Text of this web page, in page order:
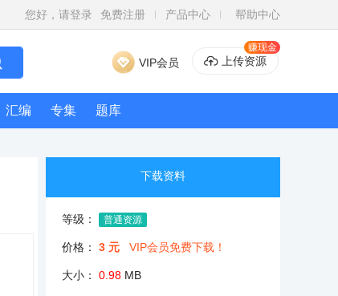
您好，请登录 免费注册 产品中心 帮助中心
VIP会员 上传资源
赚现金
汇编 专集 题库
下载资料
等级： 普通资源
价格： 3 元 VIP会员免费下载！
大小： 0.98MB